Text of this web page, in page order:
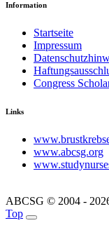
Information
Startseite
Impressum
Congress
Links
www.abcsg.org
ABCSG © 2004 -
Top